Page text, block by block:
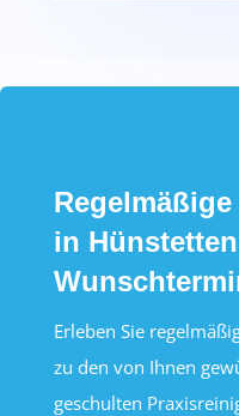
in
Erleben Sie
zu den von Ihnen
geschulten